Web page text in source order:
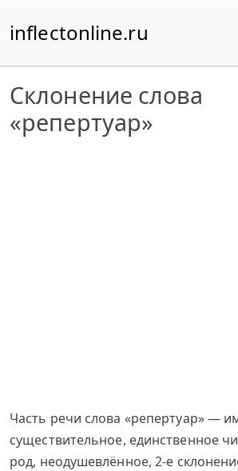
inflectonline.ru
Склонение слова
«репертуар»
Часть речи слова «репертуар» —
существительное, единственное
род, неодушевлённое, 2-е